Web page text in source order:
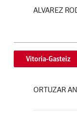
ALVAREZ
Vitoria-Gasteiz
ORTUZAR